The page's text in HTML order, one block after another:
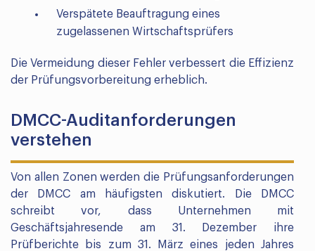
Verspätete Beauftragung eines
zugelassenen Wirtschaftsprüfers
Die Vermeidung dieser Fehler verbessert die Effizienz
der Prüfungsvorbereitung erheblich.
DMCC-Auditanforderungen
verstehen
Von allen Zonen werden die Prüfungsanforderungen
der DMCC am häufigsten diskutiert. Die DMCC
schreibt vor, dass Unternehmen mit
Geschäftsjahresende am 31. Dezember ihre
Prüfberichte bis zum 31. März eines jeden Jahres